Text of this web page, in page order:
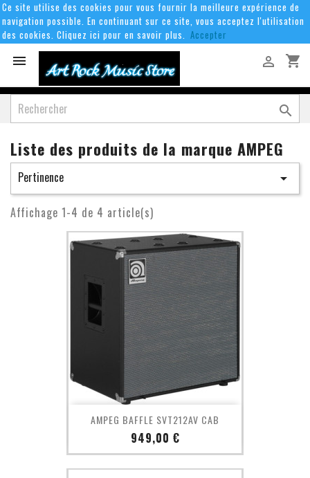
Ce site utilise des cookies pour vous fournir la meilleure expérience de
navigation possible. En continuant sur ce site, vous acceptez l'utilisation
des cookies. Cliquez ici pour en savoir plus. Accepter
 shopping_cart


Liste des produits de la marque AMPEG
Pertinence 
Affichage 1-4 de 4 article(s)
AMPEG BAFFLE SVT212AV CAB
Prix
949,00 €